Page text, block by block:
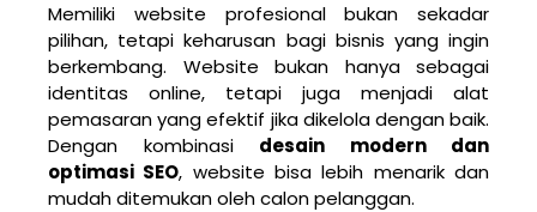
Memiliki website profesional bukan sekadar
pilihan, tetapi keharusan bagi bisnis yang ingin
berkembang. Website bukan hanya sebagai
identitas online, tetapi juga menjadi alat
pemasaran yang efektif jika dikelola dengan baik.
Dengan kombinasi desain modern dan
optimasi SEO, website bisa lebih menarik dan
mudah ditemukan oleh calon pelanggan.